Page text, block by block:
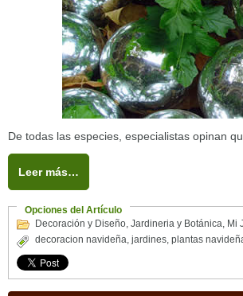
De todas las especies, especialistas opinan
Leer más…
Opciones del Artículo
Decoración y Diseño, Jardineria y Botánica, Mi
decoracion navideña, jardines, plantas